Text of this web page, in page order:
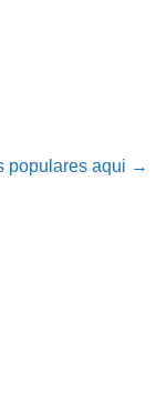
populares aqui →